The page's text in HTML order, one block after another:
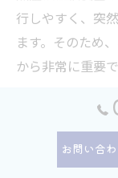
行しやすく、突
ます。そのため
から非常に重要で
脳ドックの画像
い段階で見つか
の改善によって
お問い合